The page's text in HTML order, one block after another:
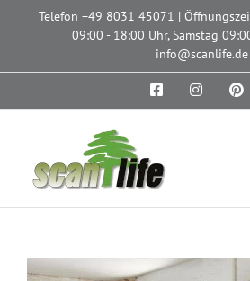
Telefon +49 8031 45071 |
09:00 - 18:00 Uhr, Samstag
info@scanlife.de
FacebookInstagram